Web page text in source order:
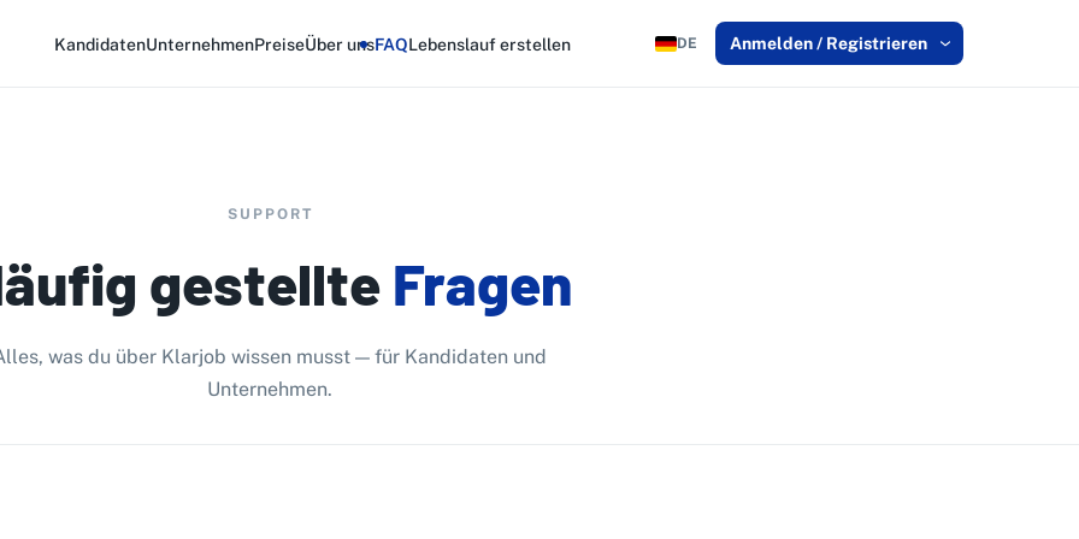
KandidatenUnternehmenPreiseÜber unsFAQLebenslauf erstellen DE Anmelden / Registrieren
SUPPORT
gestellte Fragen
was du über Klarjob wissen musst — für Kandidaten und
Unternehmen.